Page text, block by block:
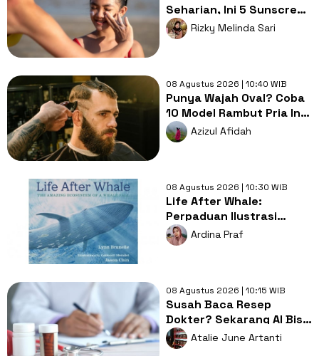
Seharian, Ini 5 Sunscreen
yang Siap Melindungi!
Rizky Melinda Sari
08 Agustus 2026 | 10:40 WIB
Punya Wajah Oval? Coba
10 Model Rambut Pria Ini
Agar Penampilan Makin
Rapi dan Menarik
Azizul Afidah
08 Agustus 2026 | 10:30 WIB
Life After Whale:
Perpaduan Ilustrasi
Spektakuler dan Sains
yang Memikat
Ardina Praf
08 Agustus 2026 | 10:15 WIB
Susah Baca Resep
Dokter? Sekarang AI Bisa
Menerjemahkannya
dalam Hitungkan Detik!
Atalie June Artanti